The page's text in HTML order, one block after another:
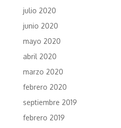
julio 2020
junio 2020
mayo 2020
abril 2020
marzo 2020
febrero 2020
septiembre 2019
febrero 2019